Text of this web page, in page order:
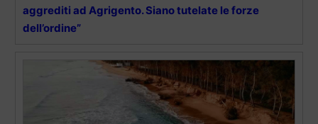
aggrediti ad Agrigento. Siano tutelate le forze
dell’ordine”